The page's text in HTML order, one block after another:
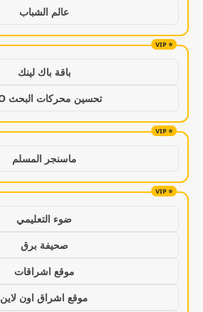
عالم الشباب
باقة باك لينك
تحسين محركات البحث SEO
ماسنجر المسلم
ضوء التعليمي
صحيفة برق
موقع اشراقات
موقع اشراق اون لاين